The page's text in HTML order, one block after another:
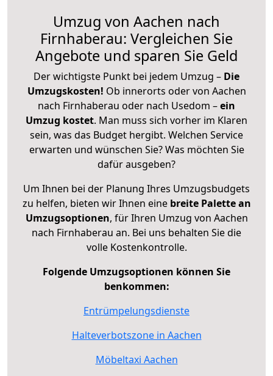
Umzug von Aachen nach
Firnhaberau: Vergleichen Sie
Angebote und sparen Sie Geld
Der wichtigste Punkt bei jedem Umzug – Die
Umzugskosten! Ob innerorts oder von Aachen
nach Firnhaberau oder nach Usedom –ein
Umzug kostet. Man muss sich vorher im Klaren
sein, was das Budget hergibt. Welchen Service
erwarten und wünschen Sie? Was möchten Sie
dafür ausgeben?
Um Ihnen bei der Planung Ihres Umzugsbudgets
zu helfen, bieten wir Ihnen eine breite Palette an
Umzugsoptionen, für Ihren Umzug von Aachen
nach Firnhaberau an. Bei uns behalten Sie die
volle Kostenkontrolle.
Folgende Umzugsoptionen können Sie
benkommen:
Entrümpelungsdienste
Halteverbotszone in Aachen
Möbeltaxi Aachen